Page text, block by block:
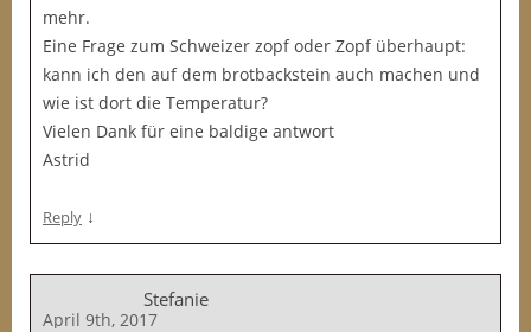
mehr.
Eine Frage zum Schweizer zopf oder Zopf überhaupt:
kann ich den auf dem brotbackstein auch machen und
wie ist dort die Temperatur?
Vielen Dank für eine baldige antwort
Astrid
Reply ↓
Stefanie
April 9th, 2017